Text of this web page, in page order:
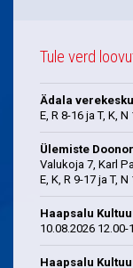
Tule verd
Ädala
E, R 8-16 ja T, K, N
Ülemiste
Valukoja 7, Karl
E, K, R 9-17 ja T, N
Haapsalu
10.08.2026 12.00-
Haapsalu